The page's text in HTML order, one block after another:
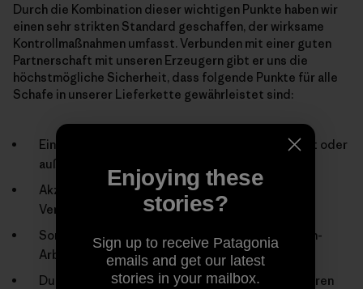
Durch die Kombination dieser wichtigen Punkte haben wir
einen sehr strikten Standard geschaffen, der wirksame
Kontrollmaßnahmen umfasst. Verbunden mit einer guten
Partnerschaft mit unseren Erzeugern gibt er uns die
höchstmögliche Sicherheit, dass folgende Punkte für alle
Schafe in unserer Lieferkette gewährleistet sind:
Ein humaner Tod – ob auf der Ranch geschlachtet oder
außerhalb;
Akzeptable Transportzeiten sowie regelmäßige
Versorgung mit Futter und Wasser;
Sorgfältige, humane Behandlung durch die Ranch-
Arbeiter; u. a. beim Scheren;
Durchführung potentiell schmerzhafter Prozeduren
Enjoying these
stories?
Sign up to receive Patagonia
emails and get our latest
stories in your mailbox.